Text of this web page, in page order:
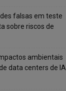
falsas em teste
sobre riscos de
ambientais
data centers de IA